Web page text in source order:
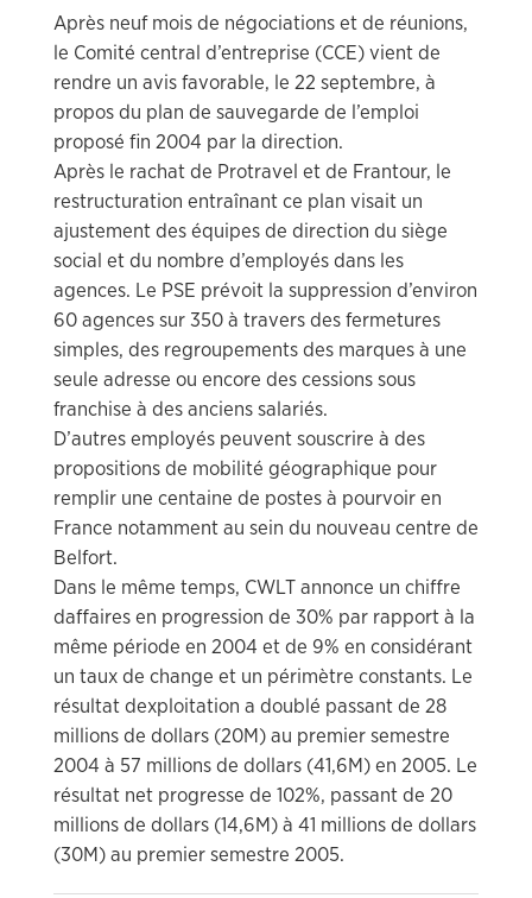
Après neuf mois de négociations et de réunions,
le Comité central d’entreprise (CCE) vient de
rendre un avis favorable, le 22 septembre, à
propos du plan de sauvegarde de l’emploi
proposé fin 2004 par la direction.
Après le rachat de Protravel et de Frantour, le
restructuration entraînant ce plan visait un
ajustement des équipes de direction du siège
social et du nombre d’employés dans les
agences. Le PSE prévoit la suppression d’environ
60 agences sur 350 à travers des fermetures
simples, des regroupements des marques à une
seule adresse ou encore des cessions sous
franchise à des anciens salariés.
D’autres employés peuvent souscrire à des
propositions de mobilité géographique pour
remplir une centaine de postes à pourvoir en
France notamment au sein du nouveau centre de
Belfort.
Dans le même temps, CWLT annonce un chiffre
daffaires en progression de 30% par rapport à la
même période en 2004 et de 9% en considérant
un taux de change et un périmètre constants. Le
résultat dexploitation a doublé passant de 28
millions de dollars (20M) au premier semestre
2004 à 57 millions de dollars (41,6M) en 2005. Le
résultat net progresse de 102%, passant de 20
millions de dollars (14,6M) à 41 millions de dollars
(30M) au premier semestre 2005.